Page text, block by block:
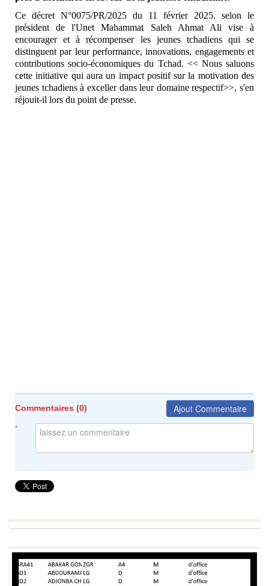
Ce décret N°0075/PR/2025 du 11 février 2025. selon le
président de l'Unet Mahammat Saleh Ahmat Ali vise à
encourager et à récompenser les jeunes tchadiens qui se
distinguent par leur performance, innovations, engagements et
contributions socio-économiques du Tchad. << Nous saluons
cette initiative qui aura un impact positif sur la motivation des
jeunes tchadiens à exceller dans leur domaine respectif>>, s'en
réjouit-il lors du point de presse.
Commentaires (0) Ajout Commentaire